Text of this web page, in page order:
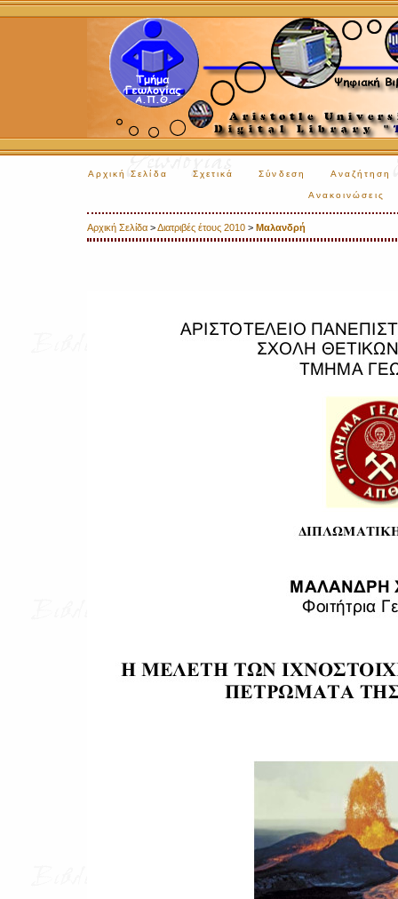
Αρχική Σελίδα Σχετικά Σύνδεση Αναζήτηση
Ανακοινώσεις
Αρχική Σελίδα >Διατριβές έτους 2010 > Μαλανδρή